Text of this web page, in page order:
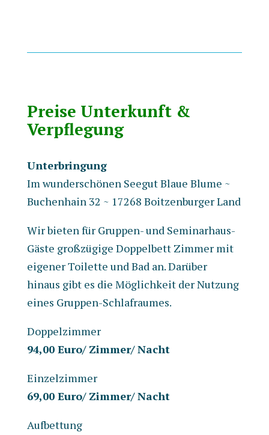
Preise Unterkunft &
Verpflegung
Unterbringung
Im wunderschönen Seegut Blaue Blume ~
Buchenhain 32 ~ 17268 Boitzenburger Land
Wir bieten für Gruppen- und Seminarhaus-
Gäste großzügige Doppelbett Zimmer mit
eigener Toilette und Bad an. Darüber
hinaus gibt es die Möglichkeit der Nutzung
eines Gruppen-Schlafraumes.
Doppelzimmer
94,00 Euro/ Zimmer/ Nacht
Einzelzimmer
69,00 Euro/ Zimmer/ Nacht
Aufbettung